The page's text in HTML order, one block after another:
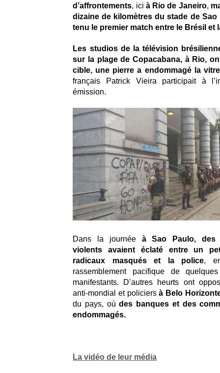
d’affrontements, ici à Rio de Janeiro,
dizaine de kilomètres du stade de Sao
tenu le premier match entre le Brésil et
Les studios de la télévision
sur la plage de Copacabana, à Rio,
cible, une pierre a endommagé la
français Patrick Vieira participait à
émission.
Dans la journée à Sao Paulo, des
violents avaient éclaté entre un
radicaux masqués et la police,
rassemblement pacifique de
manifestants. D’autres heurts ont
anti-mondial et policiersà Belo
du pays, où des banques et des
endommagés.
La vidéo de leur média